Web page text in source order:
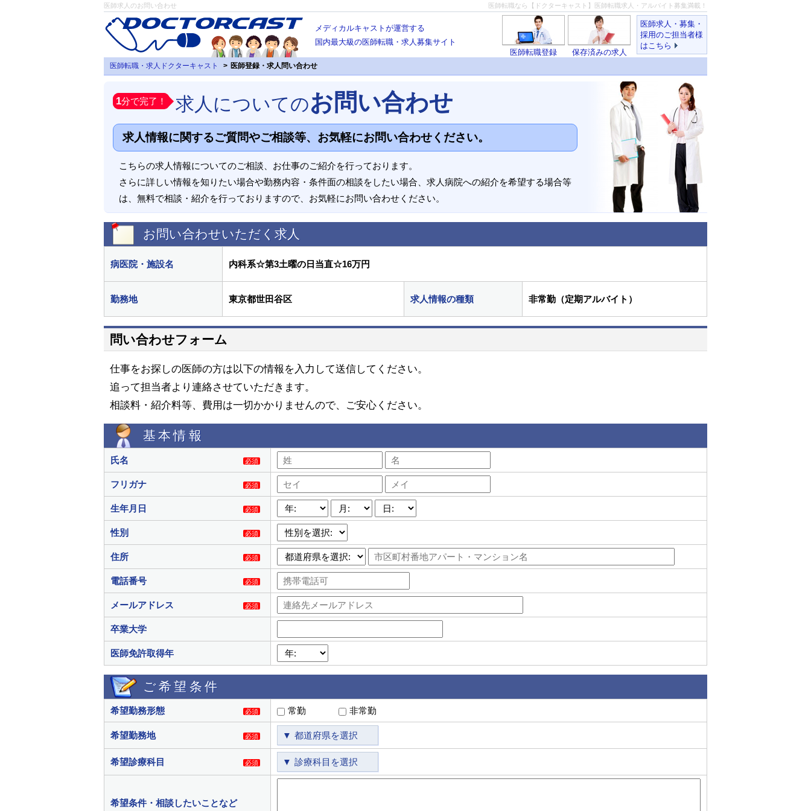
医師求人のお問い合わせ 医師転職なら【ドクターキャスト】医師転職求人・アルバイト募集満載！
メディカルキャストが運営する
国内最大級の医師転職・求人募集サイト
医師求人・募集・
採用のご担当者様
はこちら
保存済みの求人
医師転職登録
医師転職・求人ドクターキャスト 医師登録・求人問い合わせ
1分で完了！ 求人についてのお問い合わせ
求人情報に関するご質問やご相談等、お気軽にお問い合わせください。
こちらの求人情報についてのご相談、お仕事のご紹介を行っております。
さらに詳しい情報を知りたい場合や勤務内容・条件面の相談をしたい場合、求人病院への紹介を希望する場合等
は、無料で相談・紹介を行っておりますので、お気軽にお問い合わせください。
お問い合わせいただく求人
病医院・施設名 内科系☆第3土曜の日当直☆16万円
勤務地 東京都世田谷区 求人情報の種類 非常勤（定期アルバイト）
問い合わせフォーム
仕事をお探しの医師の方は以下の情報を入力して送信してください。
追って担当者より連絡させていただきます。
相談料・紹介料等、費用は一切かかりませんので、ご安心ください。
基本情報
氏名 必須
フリガナ 必須
生年月日 必須
性別 必須
住所 必須
電話番号 必須
メールアドレス 必須
卒業大学
医師免許取得年
ご希望条件
希望勤務形態 必須 常勤 非常勤
希望勤務地 必須 都道府県を選択
希望診療科目 必須 診療科目を選択
希望条件・相談したいことなど